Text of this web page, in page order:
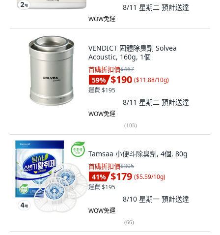
8/11 星期二 預計送達
WOW免運
VENDICT 固體除臭劑 Solvea
Acoustic, 160g, 1個
首購折扣價$467
59% $190 ($11.88/10g)
運費 $195
8/11 星期二 預計送達
WOW免運
(103)
Tamsaa 小便斗除臭劑, 4個, 80g
首購折扣價$305
41% $179 ($5.59/10g)
運費 $195
8/10 星期一 預計送達
WOW免運
(66)